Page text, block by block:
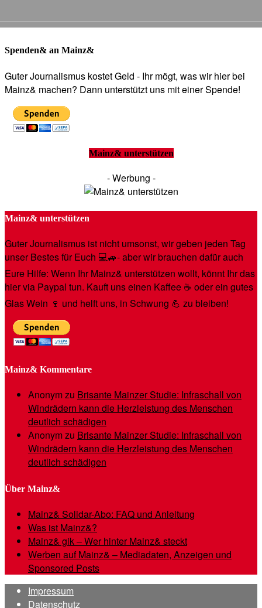
Spenden& an Mainz&
Guter Journalismus kostet Geld - Ihr mögt, was wir hier bei
Mainz& machen? Dann unterstützt uns mit einer Spende!
Mainz& unterstützen
- Werbung -
Mainz& unterstützen
Guter Journalismus ist nicht umsonst, wir geben jeden Tag
unser Bestes für Euch 💻🚙- aber wir brauchen dafür auch
Eure Hilfe: Wenn Ihr Mainz& unterstützen wollt, könnt Ihr das
hier via Paypal tun. Kauft uns einen Kaffee ☕️ oder ein gutes
Glas Wein 🍷 und helft uns, in Schwung 💪 zu bleiben!
Mainz& Kommentare
Anonymzu Brisante Mainzer Studie: Infraschall von
Windrädern kann die Herzleistung des Menschen
deutlich schädigen
Anonymzu Brisante Mainzer Studie: Infraschall von
Windrädern kann die Herzleistung des Menschen
deutlich schädigen
Über Mainz&
Mainz& Solidar-Abo: FAQ und Anleitung
Was ist Mainz&?
Mainz& gik – Wer hinter Mainz& steckt
Werben auf Mainz& – Mediadaten, Anzeigen und
Sponsored Posts
Impressum
Datenschutz